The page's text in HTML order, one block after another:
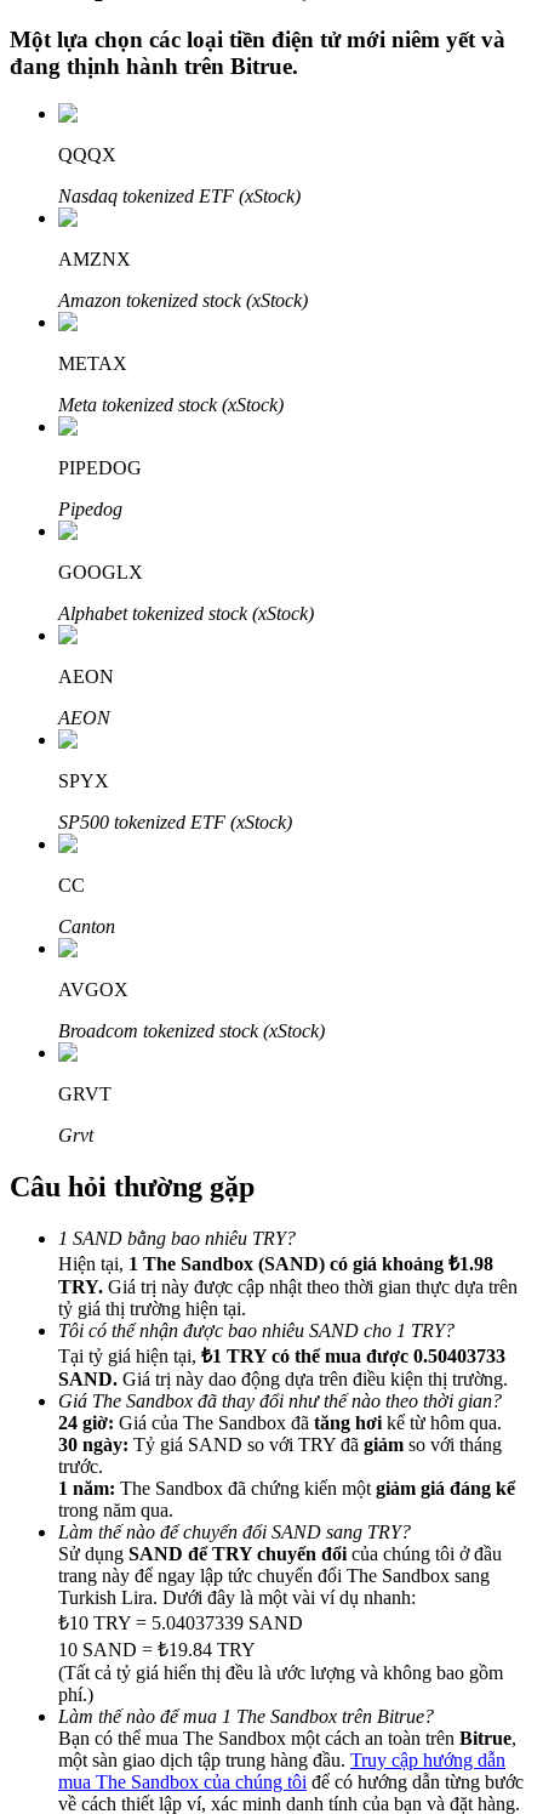
Đầu tư cố định và quản lý tài chính
Tận hưởng việc quản lý tài chính hiện tại và thu nhập lâu dài
Staking 101
Tìm hiểu về kiếm thu nhập thụ động
Đối tác Bitrue
Đối tác Bitrue
Mời một người bạn để nhận phần thưởng tiền mặt
BTC Welcome Rewards
BTC Welcome Rewards
Deposit & Trade BTC to Share 25000 USDT prize pool!
Deposit CASHCAT & Win
Share 500000 CASHCAT prize pool
Một lựa chọn các loại tiền điện tử mới niêm yết và
đang thịnh hành trên Bitrue.
QQQX
Nasdaq tokenized ETF (xStock)
AMZNX
Amazon tokenized stock (xStock)
METAX
Meta tokenized stock (xStock)
PIPEDOG
Pipedog
GOOGLX
Alphabet tokenized stock (xStock)
AEON
AEON
SPYX
SP500 tokenized ETF (xStock)
CC
Canton
AVGOX
Broadcom tokenized stock (xStock)
GRVT
Grvt
Câu hỏi thường gặp
1 SAND bằng bao nhiêu TRY?
Hiện tại, 1 The Sandbox (SAND) có giá khoảng ₺1.98
TRY. Giá trị này được cập nhật theo thời gian thực dựa trên
tỷ giá thị trường hiện tại.
Tôi có thể nhận được bao nhiêu SAND cho 1 TRY?
Tại tỷ giá hiện tại, ₺1 TRY có thể mua được 0.50403733
SAND. Giá trị này dao động dựa trên điều kiện thị trường.
Giá The Sandbox đã thay đổi như thế nào theo thời gian?
24 giờ: Giá của The Sandbox đã tăng hơi kể từ hôm qua.
30 ngày: Tỷ giá SAND so với TRY đã giảm so với tháng
trước.
1 năm: The Sandbox đã chứng kiến một giảm giá đáng kể
trong năm qua.
Làm thế nào để chuyển đổi SAND sang TRY?
Sử dụng SAND để TRY chuyển đổi của chúng tôi ở đầu
trang này để ngay lập tức chuyển đổi The Sandbox sang
Turkish Lira. Dưới đây là một vài ví dụ nhanh:
₺10 TRY = 5.04037339 SAND
10 SAND = ₺19.84 TRY
(Tất cả tỷ giá hiển thị đều là ước lượng và không bao gồm
phí.)
Làm thế nào để mua 1 The Sandbox trên Bitrue?
Bạn có thể mua The Sandbox một cách an toàn trên Bitrue,
một sàn giao dịch tập trung hàng đầu. Truy cập hướng dẫn
mua The Sandbox của chúng tôi để có hướng dẫn từng bước
về cách thiết lập ví, xác minh danh tính của bạn và đặt hàng.